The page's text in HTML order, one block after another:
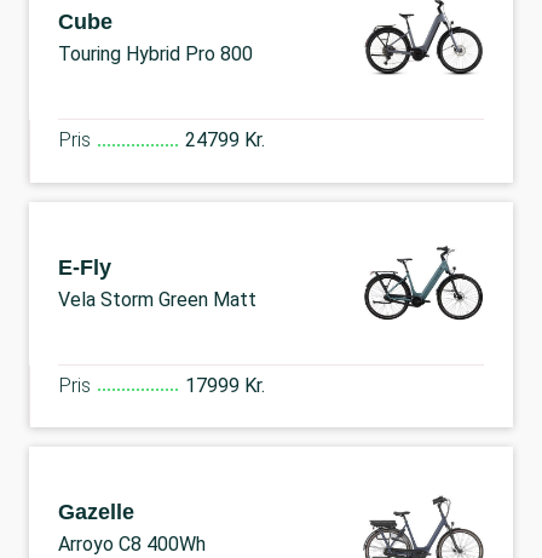
Cube
Touring Hybrid Pro 800
Pris 24799 Kr.
E-Fly
Vela Storm Green Matt
Pris 17999 Kr.
Gazelle
Arroyo C8 400Wh